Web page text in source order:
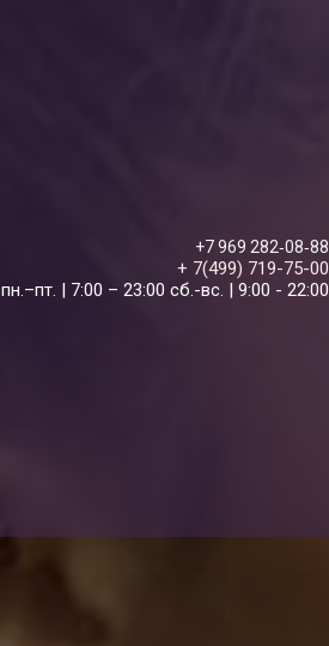
+7 969 282‑08‑88
+ 7(499) 719-75-00
пн.–пт. | 7:00 – 23:00 сб.-вс. | 9:00 - 22:00